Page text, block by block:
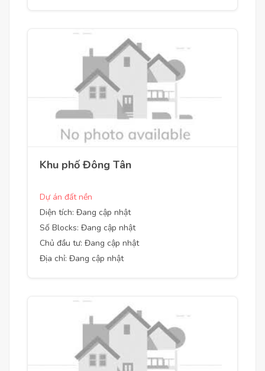
Khu phố Đông Tân
Dự án đất nền
Diện tích: Đang cập nhật
Số Blocks: Đang cập nhật
Chủ đầu tư: Đang cập nhật
Địa chỉ: Đang cập nhật